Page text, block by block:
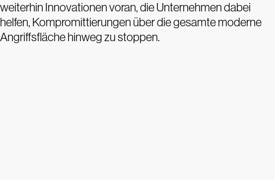
weiterhin Innovationen voran, die Unternehmen dabei
helfen, Kompromittierungen über die gesamte moderne
Angriffsfläche hinweg zu stoppen.